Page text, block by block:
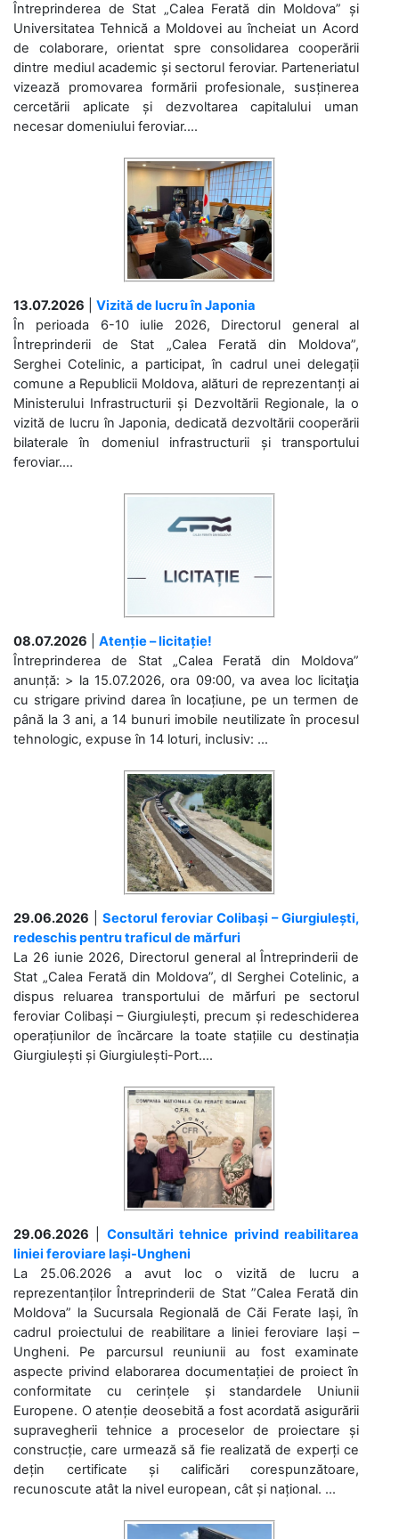
Întreprinderea de Stat „Calea Ferată din Moldova” și
Universitatea Tehnică a Moldovei au încheiat un Acord
de colaborare, orientat spre consolidarea cooperării
dintre mediul academic și sectorul feroviar. Parteneriatul
vizează promovarea formării profesionale, susținerea
cercetării aplicate și dezvoltarea capitalului uman
necesar domeniului feroviar....
13.07.2026
Vizită de lucru în Japonia
În perioada 6-10 iulie 2026, Directorul general al
Întreprinderii de Stat „Calea Ferată din Moldova”,
Serghei Cotelinic, a participat, în cadrul unei delegații
comune a Republicii Moldova, alături de reprezentanți ai
Ministerului Infrastructurii și Dezvoltării Regionale, la o
vizită de lucru în Japonia, dedicată dezvoltării cooperării
bilaterale în domeniul infrastructurii și transportului
feroviar....
08.07.2026
Atenție – licitație!
Întreprinderea de Stat „Calea Ferată din Moldova”
anunță: > la 15.07.2026, ora 09:00, va avea loc licitaţia
cu strigare privind darea în locațiune, pe un termen de
până la 3 ani, a 14 bunuri imobile neutilizate în procesul
tehnologic, expuse în 14 loturi, inclusiv: ...
29.06.2026
Sectorul feroviar Colibași – Giurgiulești,
redeschis pentru traficul de mărfuri
La 26 iunie 2026, Directorul general al Întreprinderii de
Stat „Calea Ferată din Moldova”, dl Serghei Cotelinic, a
dispus reluarea transportului de mărfuri pe sectorul
feroviar Colibași – Giurgiulești, precum și redeschiderea
operațiunilor de încărcare la toate stațiile cu destinația
Giurgiulești și Giurgiulești-Port....
29.06.2026
Consultări tehnice privind reabilitarea
liniei feroviare Iași-Ungheni
La 25.06.2026 a avut loc o vizită de lucru a
reprezentanților Întreprinderii de Stat ”Calea Ferată din
Moldova” la Sucursala Regională de Căi Ferate Iași, în
cadrul proiectului de reabilitare a liniei feroviare Iași –
Ungheni. Pe parcursul reuniunii au fost examinate
aspecte privind elaborarea documentației de proiect în
conformitate cu cerințele și standardele Uniunii
Europene. O atenție deosebită a fost acordată asigurării
supravegherii tehnice a proceselor de proiectare și
construcție, care urmează să fie realizată de experți ce
dețin certificate și calificări corespunzătoare,
recunoscute atât la nivel european, cât și național. ...